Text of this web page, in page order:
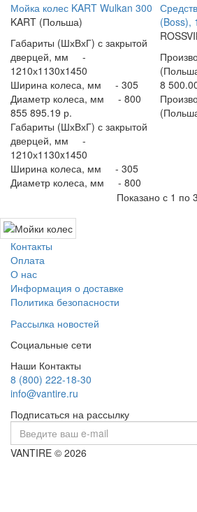
Мойка колес KART Wulkan 300
KART (Польша)
Габариты (ШхВхГ) с закрытой
дверцей, мм -
1210х1130x1450
Ширина колеса, мм - 305
Диаметр колеса, мм - 800
855 895.19 р.
Габариты (ШхВхГ) с закрытой
дверцей, мм -
1210х1130x1450
Ширина колеса, мм - 305
Диаметр колеса, мм - 800
(Boss),
8
Показано с 1 по
Контакты
Оплата
О нас
Информация о доставке
Политика безопасности
Рассылка новостей
Социальные сети
Наши Контакты
8 (800) 222-18-30
info@vantire.ru
Подписаться на рассылку
VANTIRE © 2026